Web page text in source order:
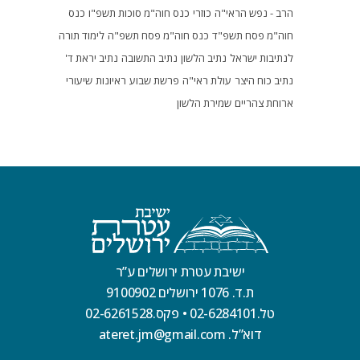
הרב - נפש הראי"ה כוזרי כנס חוה"מ סוכות תשפ"ו כנס
חוה"מ פסח תשפ"ד כנס חוה"מ פסח תשפ"ה לימוד תורה
לנתיבות ישראל נתיב הלשון נתיב התשובה נתיב יראת ד'
נתיב כוח היצר עולת ראי"ה פרשת שבוע ראיונות שיעורי
ארוחת צהריים שמירת הלשון
ישיבת עטרת ירושלים ע”ר
ת.ד. 1076 ירושלים 9100902
טל.02-6284101
• פקס.02-6261528
דוא”ל. ateret.jm@gmail.com